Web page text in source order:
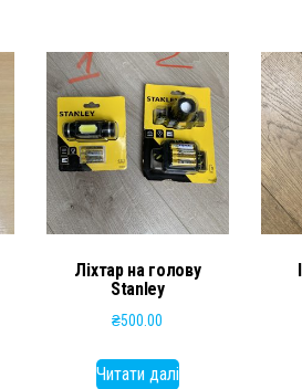
Ліхтар на голову
Stanley
₴500.00
Читати далі